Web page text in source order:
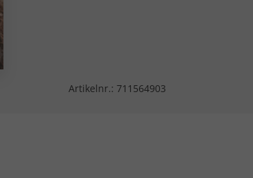
Artikelnr.: 711564903